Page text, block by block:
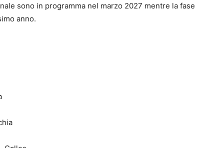
sono in programma nel marzo 2027 mentre la fase
anno.